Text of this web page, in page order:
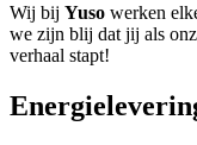
Wij bij Yuso werken
we zijn blij dat jij als
verhaal stapt!